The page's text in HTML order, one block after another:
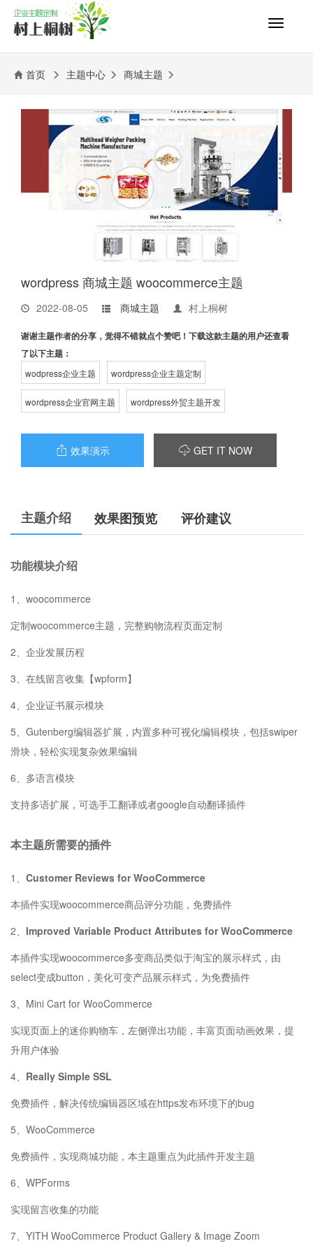
切
导
首页 主题中心 商城主题
wordpress 商城主题 woocommerce主题
2022-08-05 商城主题 村上桐树
谢谢主题作者的分享，觉得不错就点个赞吧！下载这款主题的用户还查看
了以下主题：
wodpress企业主题 wordpress企业主题定制
wordpress企业官网主题 wordpress外贸主题开发
 效果演示  GET IT NOW
主题介绍 效果图预览 评价建议
功能模块介绍
1、woocommerce
定制woocommerce主题，完整购物流程页面定制
2、企业发展历程
3、在线留言收集【wpform】
4、企业证书展示模块
5、Gutenberg编辑器扩展，内置多种可视化编辑模块，包括swiper
滑块，轻松实现复杂效果编辑
6、多语言模块
支持多语扩展，可选手工翻译或者google自动翻译插件
本主题所需要的插件
1、 Customer Reviews for WooCommerce
本插件实现woocommerce商品评分功能，免费插件
2、 Improved Variable Product Attributes for WooCommerce
本插件实现woocommerce多变商品类似于淘宝的展示样式，由
select变成button，美化可变产品展示样式，为免费插件
3、Mini Cart for WooCommerce
实现页面上的迷你购物车，左侧弹出功能，丰富页面动画效果，提
升用户体验
4、 Really Simple SSL
免费插件，解决传统编辑器区域在https发布环境下的bug
5、WooCommerce
免费插件，实现商城功能，本主题重点为此插件开发主题
6、WPForms
实现留言收集的功能
7、YITH WooCommerce Product Gallery & Image Zoom